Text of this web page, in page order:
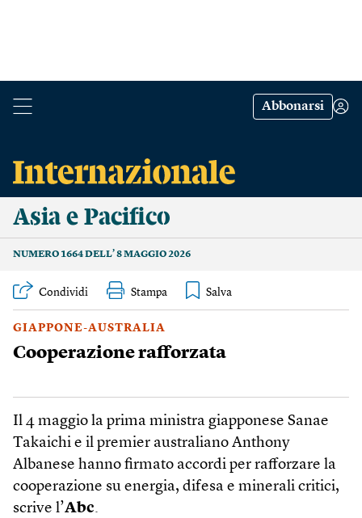
Abbonarsi
Asia e Pacifico
NUMERO 1664 DELL’ 8 MAGGIO 2026
Condividi Stampa
GIAPPONE-AUSTRALIA
Cooperazione rafforzata
Il 4 maggio la prima ministra giapponese Sanae
Takaichi e il premier australiano Anthony
Albanese hanno firmato accordi per rafforzare la
cooperazione su energia, difesa e minerali critici,
scrive l’Abc.